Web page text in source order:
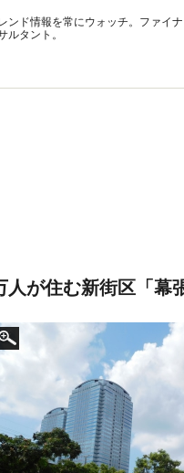
ンド情報を常にウォッチ。ファイ
ルタント。
人が住む新街区「幕